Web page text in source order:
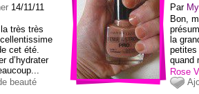
14/11/11
très très
cet été.
d’hydrater
beauté
Par
Bon,
la
quand
Rose